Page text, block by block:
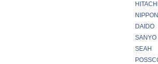
HITACHI
NIPPON
DAIDO
SANYO
SEAH